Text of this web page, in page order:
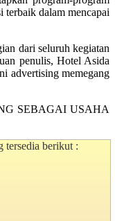
terbaik dalam mencapai
dari seluruh kegiatan
penulis, Hotel Asida
advertising memegang
SEBAGAI USAHA
tersedia berikut :